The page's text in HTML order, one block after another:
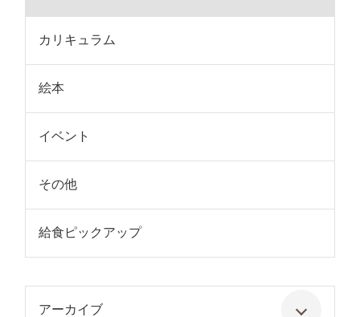
カリキュラム
絵本
イベント
その他
給食ピックアップ
アーカイブ